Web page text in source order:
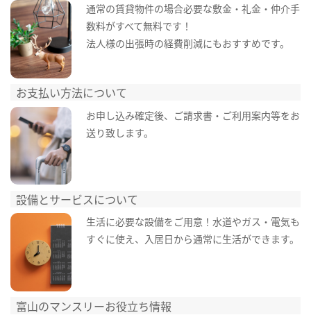
通常の賃貸物件の場合必要な敷金・礼金・仲介手
数料がすべて無料です！
法人様の出張時の経費削減にもおすすめです。
お支払い方法について
お申し込み確定後、ご請求書・ご利用案内等をお
送り致します。
設備とサービスについて
生活に必要な設備をご用意！水道やガス・電気も
すぐに使え、入居日から通常に生活ができます。
富山のマンスリーお役立ち情報